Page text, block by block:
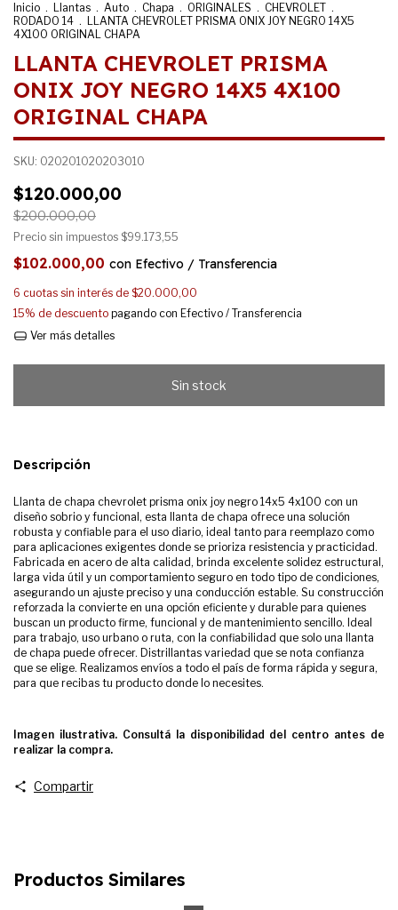
Inicio . Llantas . Auto . Chapa . ORIGINALES . CHEVROLET .
RODADO 14 . LLANTA CHEVROLET PRISMA ONIX JOY NEGRO 14X5
4X100 ORIGINAL CHAPA
LLANTA CHEVROLET PRISMA
ONIX JOY NEGRO 14X5 4X100
ORIGINAL CHAPA
SKU: 020201020203010
$120.000,00
$200.000,00
Precio sin impuestos $99.173,55
$102.000,00 con Efectivo / Transferencia
6 cuotas sin interés de $20.000,00
15% de descuento pagando con Efectivo / Transferencia
Ver más detalles
Descripción
Llanta de chapa chevrolet prisma onix joy negro 14x5 4x100 con un
diseño sobrio y funcional, esta llanta de chapa ofrece una solución
robusta y confiable para el uso diario, ideal tanto para reemplazo como
para aplicaciones exigentes donde se prioriza resistencia y practicidad.
Fabricada en acero de alta calidad, brinda excelente solidez estructural,
larga vida útil y un comportamiento seguro en todo tipo de condiciones,
asegurando un ajuste preciso y una conducción estable. Su construcción
reforzada la convierte en una opción eficiente y durable para quienes
buscan un producto firme, funcional y de mantenimiento sencillo. Ideal
para trabajo, uso urbano o ruta, con la confiabilidad que solo una llanta
de chapa puede ofrecer. Distrillantas variedad que se nota confianza
que se elige. Realizamos envíos a todo el país de forma rápida y segura,
para que recibas tu producto donde lo necesites.
Imagen ilustrativa. Consultá la disponibilidad del centro antes de
realizar la compra.
Compartir
Productos Similares